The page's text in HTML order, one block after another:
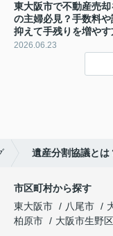
東大阪市で不動産売却
の主婦必見？手数料
抑えて手残りを増やす
2026.06.23
遺産分割協議とは
市区町村から探す
東大阪市
八尾市
柏原市
大阪市生野区